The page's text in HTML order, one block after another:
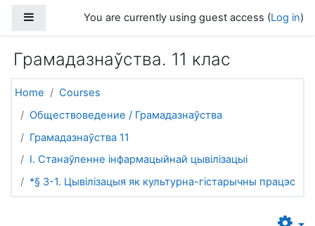
Side panelYou are currently using guest access (Log in)
Грамадазнаўства. 11 клас
Home
Courses
Обществоведение / Грамадазнаўства
Грамадазнаўства 11
I. Станаўленне інфармацыйнай цывілізацыі
*§ 3-1. Цывілізацыя як культурна-гістарычны працэс